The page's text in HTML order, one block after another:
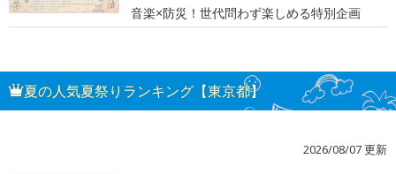
音楽×防災！世代問わず楽しめる特別企画
夏の人気夏祭りランキング【東京都】
2026/08/07 更新